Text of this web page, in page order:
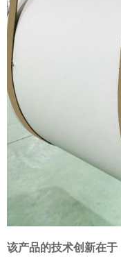
该产品的技术创新在于